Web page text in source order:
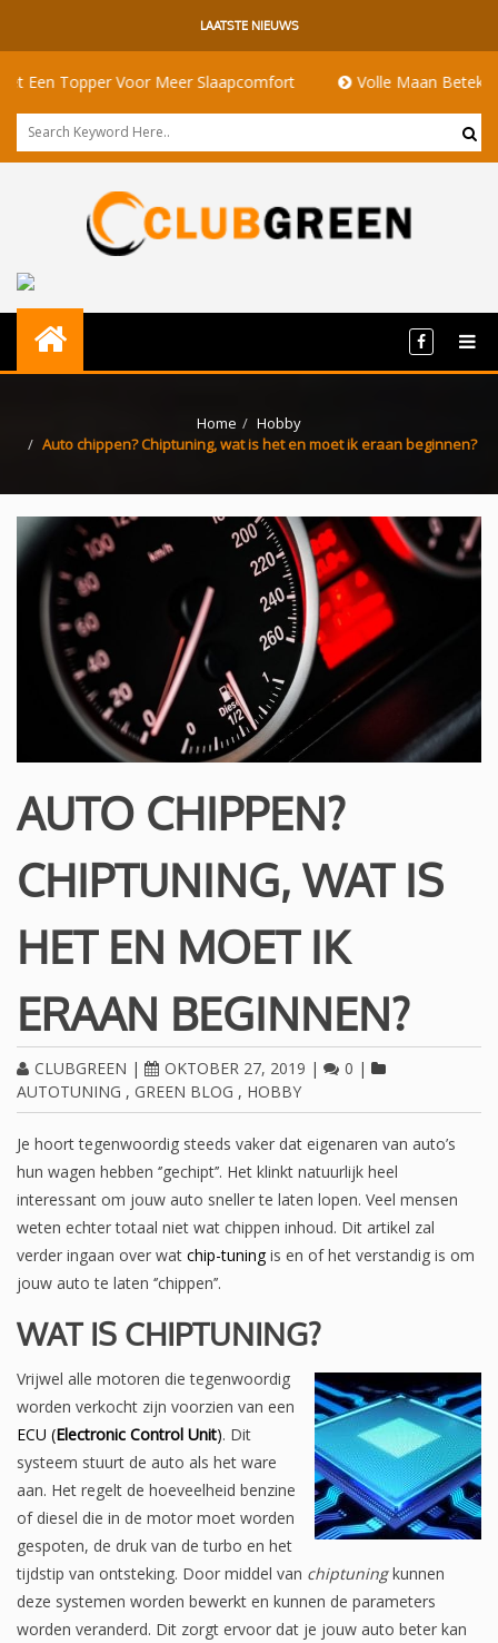
LAATSTE NIEUWS
Voor Meer Slaapcomfort Volle Maan Betekenis:
Home
Hobby
Auto chippen? Chiptuning, wat is het en moet ik eraan beginnen?
AUTO CHIPPEN?
CHIPTUNING, WAT IS
HET EN MOET IK
ERAAN BEGINNEN?
CLUBGREEN | OKTOBER 27, 2019 | 0 |
AUTOTUNING , GREEN BLOG , HOBBY
Je hoort tegenwoordig steeds vaker dat eigenaren van auto’s
hun wagen hebben ‘’gechipt’’. Het klinkt natuurlijk heel
interessant om jouw auto sneller te laten lopen. Veel mensen
weten echter totaal niet wat chippen inhoud. Dit artikel zal
verder ingaan over wat chip-tuningis en of het verstandig is om
jouw auto te laten ‘’chippen’’.
WAT IS CHIPTUNING?
Vrijwel alle motoren die tegenwoordig
worden verkocht zijn voorzien van een
ECU (Electronic Control Unit). Dit
systeem stuurt de auto als het ware
aan. Het regelt de hoeveelheid benzine
of diesel die in de motor moet worden
gespoten, de druk van de turbo en het
tijdstip van ontsteking. Door middel van chiptuningkunnen
deze systemen worden bewerkt en kunnen de parameters
worden veranderd. Dit zorgt ervoor dat je jouw auto beter kan